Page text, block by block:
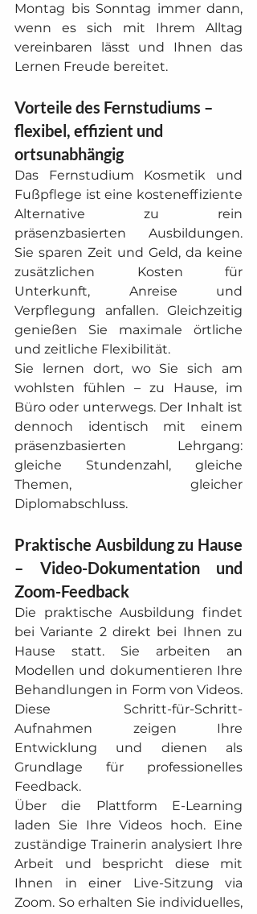
Montag bis Sonntag immer dann,
wenn es sich mit Ihrem Alltag
vereinbaren lässt und Ihnen das
Lernen Freude bereitet.
Vorteile des Fernstudiums –
flexibel, effizient und
ortsunabhängig
Das Fernstudium Kosmetik und
Fußpflege ist eine kosteneffiziente
Alternative zu rein
präsenzbasierten Ausbildungen.
Sie sparen Zeit und Geld, da keine
zusätzlichen Kosten für
Unterkunft, Anreise und
Verpflegung anfallen. Gleichzeitig
genießen Sie maximale örtliche
und zeitliche Flexibilität.
Sie lernen dort, wo Sie sich am
wohlsten fühlen – zu Hause, im
Büro oder unterwegs. Der Inhalt ist
dennoch identisch mit einem
präsenzbasierten Lehrgang:
gleiche Stundenzahl, gleiche
Themen, gleicher
Diplomabschluss.
Praktische Ausbildung zu Hause
– Video-Dokumentation und
Zoom-Feedback
Die praktische Ausbildung findet
bei Variante 2 direkt bei Ihnen zu
Hause statt. Sie arbeiten an
Modellen und dokumentieren Ihre
Behandlungen in Form von Videos.
Diese Schritt-für-Schritt-
Aufnahmen zeigen Ihre
Entwicklung und dienen als
Grundlage für professionelles
Feedback.
Über die Plattform E-Learning
laden Sie Ihre Videos hoch. Eine
zuständige Trainerin analysiert Ihre
Arbeit und bespricht diese mit
Ihnen in einer Live-Sitzung via
Zoom. So erhalten Sie individuelles,